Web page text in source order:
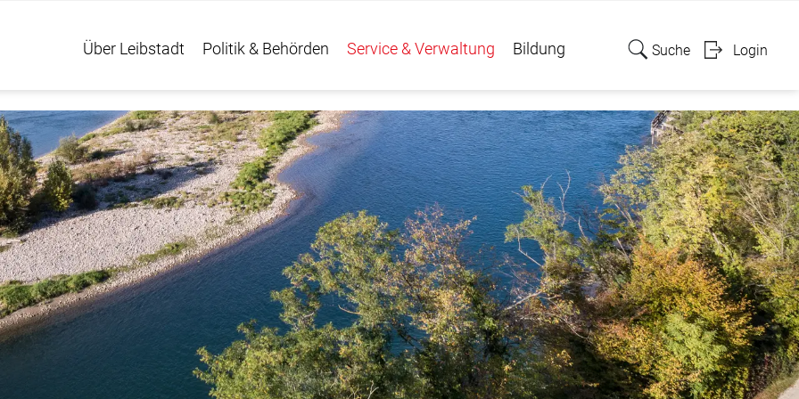
Über Leibstadt Politik & Behörden Service & Verwaltung Bildung Suche Login